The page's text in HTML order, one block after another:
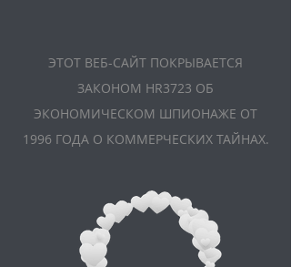
ЭТОТ ВЕБ-САЙТ ПОКРЫВАЕТСЯ
ЗАКОНОМ HR3723 ОБ
ЭКОНОМИЧЕСКОМ ШПИОНАЖЕ ОТ
1996 ГОДА О КОММЕРЧЕСКИХ ТАЙНАХ.